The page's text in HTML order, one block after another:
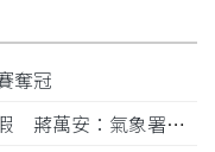
奪冠
白海豚外圍環流挾風雨 沒放颱風假 蔣萬安：氣象署沒發陸警